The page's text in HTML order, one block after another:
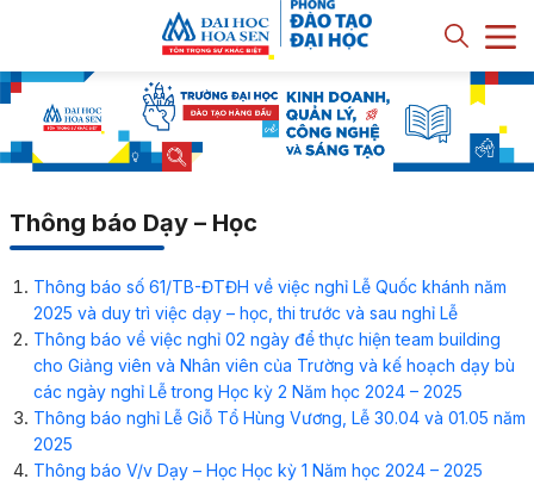
Thông báo Dạy – Học
Thông báo số 61/TB-ĐTĐH về việc nghỉ Lễ Quốc khánh năm
2025 và duy trì việc dạy – học, thi trước và sau nghỉ Lễ
Thông báo về việc nghỉ 02 ngày để thực hiện team building
cho Giảng viên và Nhân viên của Trường và kế hoạch dạy bù
các ngày nghỉ Lễ trong Học kỳ 2 Năm học 2024 – 2025
Thông báo nghỉ Lễ Giỗ Tổ Hùng Vương, Lễ 30.04 và 01.05 năm
2025
Thông báo V/v Dạy – Học Học kỳ 1 Năm học 2024 – 2025